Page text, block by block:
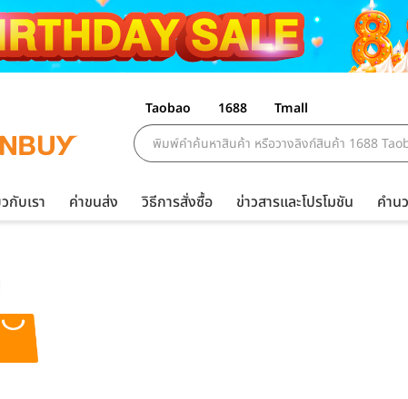
Taobao 1688 Tmall
กับเรา ค่าขนส่ง วิธีการสั่งซื้อ ข่าวสารและโปรโมชัน คำน